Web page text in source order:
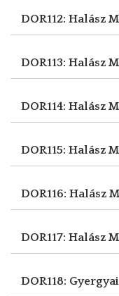
DOR112: Halász
DOR113: Halász
DOR114: Halász
DOR115: Halász
DOR116: Halász
DOR117: Halász
DOR118: